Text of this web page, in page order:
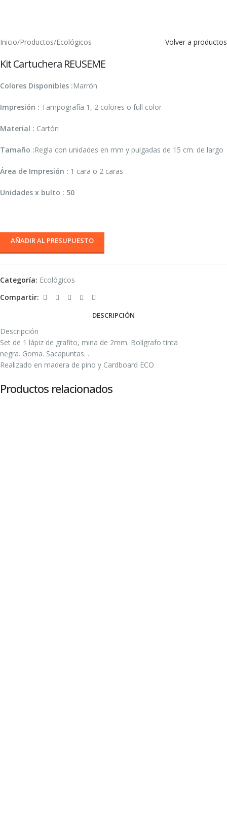
Inicio/Productos/Ecológicos Volver a productos
Kit Cartuchera REUSEME
Colores Disponibles :Marrón
Impresión : Tampografía 1, 2 colores o full color
Material : Cartón
Tamaño :Regla con unidades en mm y pulgadas de 15 cm. de largo
Área de Impresión : 1 cara o 2 caras
Unidades x bulto : 50
AÑADIR AL PRESUPUESTO
Categoría: Ecológicos
Compartir:
DESCRIPCIÓN
Descripción
Set de 1 lápiz de grafito, mina de 2mm. Bolígrafo tinta
negra. Goma. Sacapuntas. .
Realizado en madera de pino y Cardboard ECO
Productos relacionados